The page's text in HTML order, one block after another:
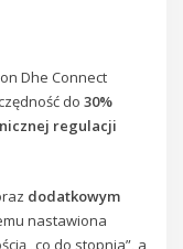
Dhe Connect
do30%
regulacji
dodatkowym
nastawiona
„co do stopnia”, a